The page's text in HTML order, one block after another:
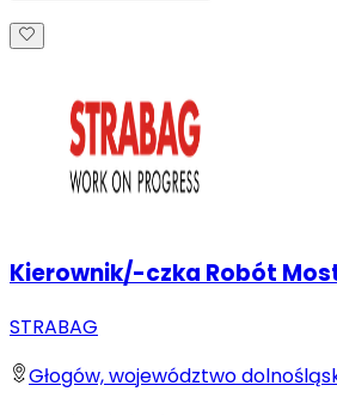
Kierownik/-czka Robót
STRABAG
Głogów, województwo